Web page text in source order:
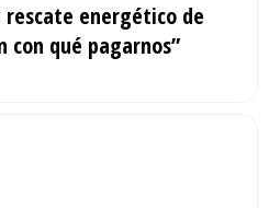
rescate energético de
con qué pagarnos”